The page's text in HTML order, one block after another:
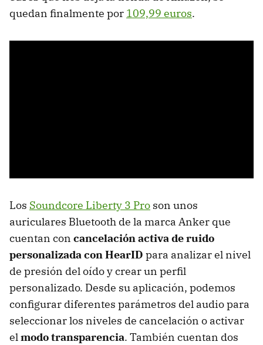
quedan finalmente por 109,99 euros.
Los Soundcore Liberty 3 Pro son unos
auriculares Bluetooth de la marca Anker que
cuentan con cancelación activa de ruido
personalizada con HearID para analizar el nivel
de presión del oído y crear un perfil
personalizado. Desde su aplicación, podemos
configurar diferentes parámetros del audio para
seleccionar los niveles de cancelación o activar
elmodo transparencia. También cuentan dos